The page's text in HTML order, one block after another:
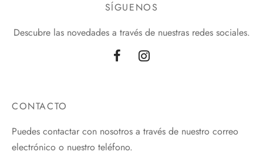
SÍGUENOS
Descubre las novedades a través de nuestras redes sociales.
CONTACTO
Puedes contactar con nosotros a través de nuestro correo
electrónico o nuestro teléfono.